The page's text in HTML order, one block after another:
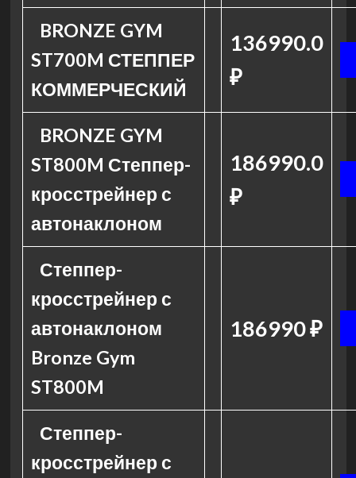
BRONZE GYM
ST700M СТЕППЕР
КОММЕРЧЕСКИЙ
136990.0
₽
BRONZE GYM
ST800M Степпер-
кросстрейнер с
автонаклоном
186990.0
₽
Степпер-
кросстрейнер с
автонаклоном
Bronze Gym
ST800M
186990 ₽
Степпер-
кросстрейнер с